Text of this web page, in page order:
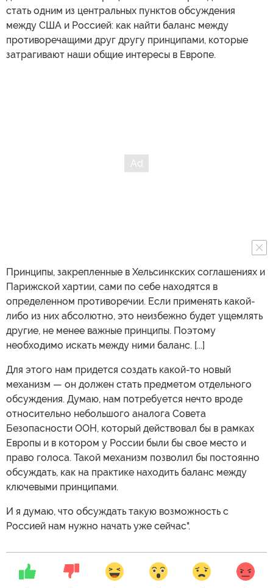
стать одним из центральных пунктов обсуждения
между США и Россией: как найти баланс между
противоречащими друг другу принципами, которые
затрагивают наши общие интересы в Европе.
Принципы, закрепленные в Хельсинкских соглашениях и
Парижской хартии, сами по себе находятся в
определенном противоречии. Если применять какой-
либо из них абсолютно, это неизбежно будет ущемлять
другие, не менее важные принципы. Поэтому
необходимо искать между ними баланс. [...]
Для этого нам придется создать какой-то новый
механизм — он должен стать предметом отдельного
обсуждения. Думаю, нам потребуется нечто вроде
относительно небольшого аналога Совета
Безопасности ООН, который действовал бы в рамках
Европы и в котором у России были бы свое место и
право голоса. Такой механизм позволил бы постоянно
обсуждать, как на практике находить баланс между
ключевыми принципами.
И я думаю, что обсуждать такую возможность с
Россией нам нужно начать уже сейчас".